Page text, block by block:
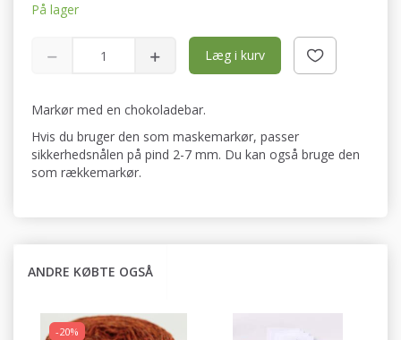
På lager
Læg i kurv
Markør med en chokoladebar.
Hvis du bruger den som maskemarkør, passer
sikkerhedsnålen på pind 2-7 mm. Du kan også bruge den
som rækkemarkør.
ANDRE KØBTE OGSÅ
-20%